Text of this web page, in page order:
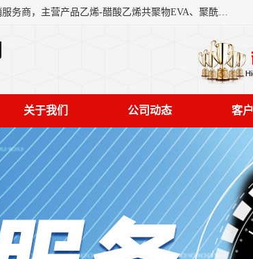
东莞市恒屹国际贸易有限公司（简称：恒屹国际）是一家石化原料综合营销服务商，主营产品乙烯-醋酸乙烯共聚物EVA、聚酰胺PA（尼龙）、醚酯型热塑弹性体TPEE等，公司秉承以市场为导向的战略思想，致力于大宗石化原料在中国市场的营销服务业务，为客户提供一站式的全面服务。
关于我们 公司动态 客